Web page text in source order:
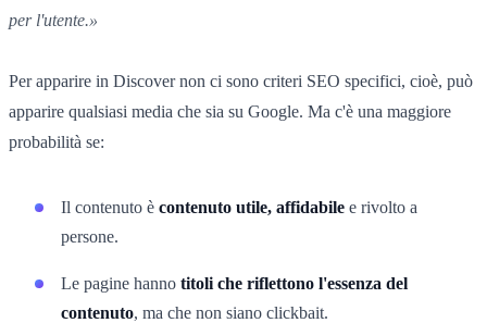
per l'utente.»
Per apparire in Discover non ci sono criteri SEO specifici, cioè, può
apparire qualsiasi media che sia su Google. Ma c'è una maggiore
probabilità se:
Il contenuto è contenuto utile, affidabile e rivolto a
persone.
Le pagine hanno titoli che riflettono l'essenza del
contenuto, ma che non siano clickbait.